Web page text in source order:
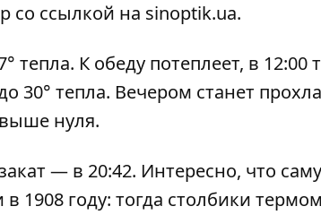
со ссылкой на sinoptik.ua.
тепла. К обеду потеплеет, в 12:00
30° тепла. Вечером станет
выше нуля.
— в 20:42. Интересно, что
1908 году: тогда столбики